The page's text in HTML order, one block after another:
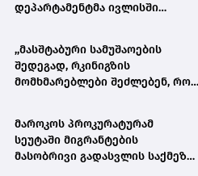
დეპარტამენტმა ივლისში
,,მასშტაბური სამუშაოების
შედეგად, რკინიგზის
მომხმარებლები შეძლებენ, რომ
მაროკოს პროკურატურამ
სეუტაში მიგრანტების
მასობრივი გადასვლის საქმეზე